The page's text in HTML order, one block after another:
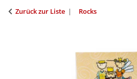
Zurück zur Liste Rocks